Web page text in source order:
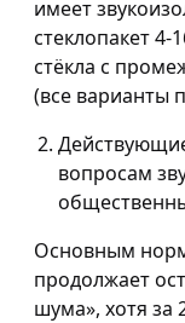
имеет
стеклопакет 4-
стёкла с
(все варианты
вопросам
Основным
продолжает
шума», хотя за